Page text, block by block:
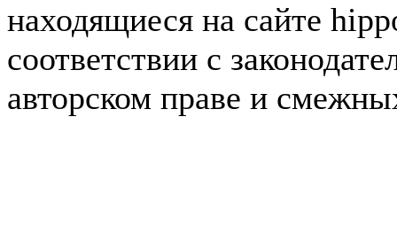
находящиеся на сайте
соответствии с
авторском праве и